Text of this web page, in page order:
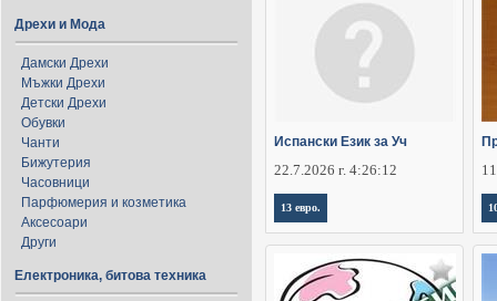
Дрехи и Мода
Дамски Дрехи
Мъжки Дрехи
Детски Дрехи
Обувки
Чанти
Бижутерия
Часовници
Парфюмерия и козметика
Аксесоари
Други
Електроника, битова техника
Испански Език за Уч
22.7.2026 г. 4:26:12
13 евро.